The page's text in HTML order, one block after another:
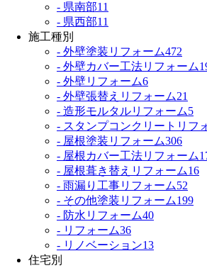
- 県南部11
- 県西部11
施工種別
- 外壁塗装リフォーム472
- 外壁カバー工法リフォーム
- 外壁リフォーム6
- 外壁張替えリフォーム21
- 造形モルタルリフォーム5
- スタンプコンクリートリフ
- 屋根塗装リフォーム306
- 屋根カバー工法リフォーム
- 屋根葺き替えリフォーム16
- 雨漏り工事リフォーム52
- その他塗装リフォーム199
- 防水リフォーム40
- リフォーム36
- リノベーション13
住宅別